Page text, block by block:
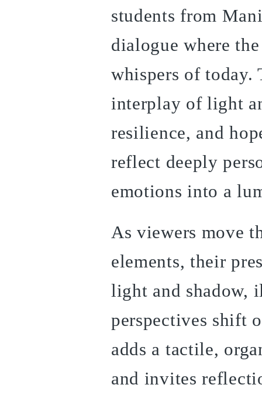
students from
dialogue where
whispers of today.
interplay of light
resilience, and
reflect deeply
emotions into a
As viewers move
elements, their
light and shadow,
perspectives shift
adds a tactile,
and invites